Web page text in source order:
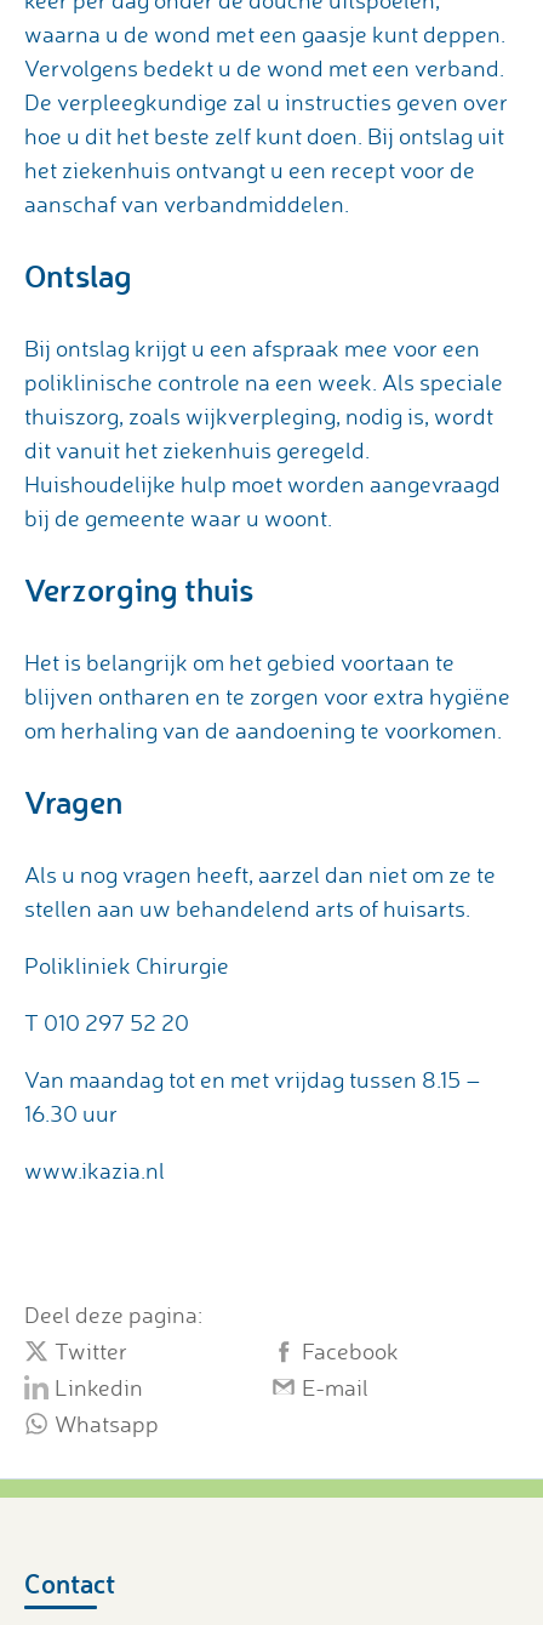
waarna u de wond met een gaasje kunt deppen.
Vervolgens bedekt u de wond met een verband.
De verpleegkundige zal u instructies geven over
hoe u dit het beste zelf kunt doen. Bij ontslag uit
het ziekenhuis ontvangt u een recept voor de
aanschaf van verbandmiddelen.
Ontslag
Bij ontslag krijgt u een afspraak mee voor een
poliklinische controle na een week. Als speciale
thuiszorg, zoals wijkverpleging, nodig is, wordt
dit vanuit het ziekenhuis geregeld.
Huishoudelijke hulp moet worden aangevraagd
bij de gemeente waar u woont.
Verzorging thuis
Het is belangrijk om het gebied voortaan te
blijven ontharen en te zorgen voor extra hygiëne
om herhaling van de aandoening te voorkomen.
Vragen
Als u nog vragen heeft, aarzel dan niet om ze te
stellen aan uw behandelend arts of huisarts.
Polikliniek Chirurgie
T 010 297 52 20
Van maandag tot en met vrijdag tussen 8.15 –
16.30 uur
www.ikazia.nl
Deel deze pagina:
Twitter
Facebook
Linkedin
E-mail
Whatsapp
Contact